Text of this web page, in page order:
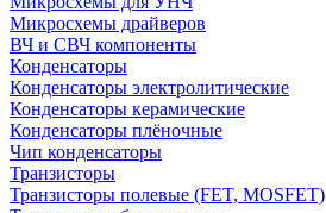
Микросхемы драйверов
ВЧ и СВЧ компоненты
Конденсаторы
Конденсаторы электролитические
Конденсаторы керамические
Конденсаторы плёночные
Чип конденсаторы
Транзисторы
Транзисторы полевые (FET, MOSFET)